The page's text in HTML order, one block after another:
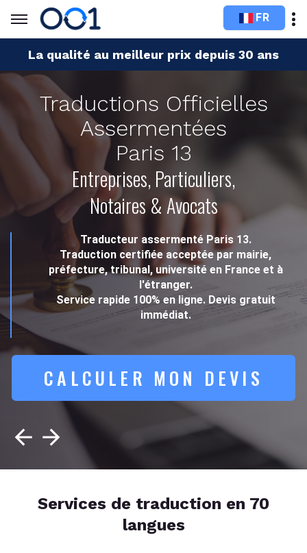
FR
La qualité au meilleur prix depuis 30 ans
Traductions Officielles
Assermentées
Paris 13
Entreprises, Particuliers,
Notaires & Avocats
Traducteur assermenté Paris 13.
Traduction certifiée acceptée par mairie,
préfecture, tribunal, université en France et à
l'étranger.
Service rapide 100% en ligne. Devis gratuit
immédiat.
CALCULER MON DEVIS
Services de traduction en 70
langues